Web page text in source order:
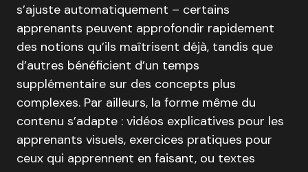
s’ajuste automatiquement – certains
apprenants peuvent approfondir rapidement
des notions qu’ils maîtrisent déjà, tandis que
d’autres bénéficient d’un temps
supplémentaire sur des concepts plus
complexes. Par ailleurs, la forme même du
contenu s’adapte : vidéos explicatives pour les
apprenants visuels, exercices pratiques pour
ceux qui apprennent en faisant, ou textes